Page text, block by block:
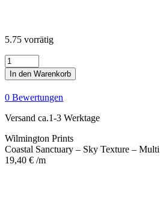
5.75 vorrätig
Coastal
Sanctuary
-
Sky
Texture
-
Multi
Menge
In den Warenkorb
0 Bewertungen
Versand ca.1-3 Werktage
Wilmington Prints
Coastal Sanctuary – Sky Texture – Multi
19,40 € /m